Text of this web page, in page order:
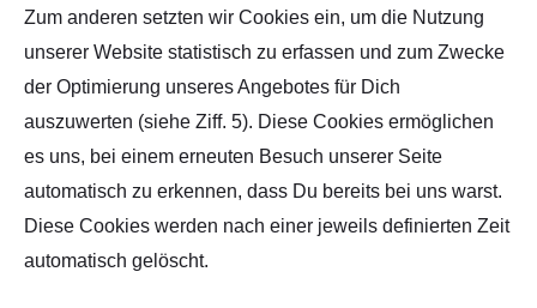
Zum anderen setzten wir Cookies ein, um die Nutzung
unserer Website statistisch zu erfassen und zum Zwecke
der Optimierung unseres Angebotes für Dich
auszuwerten (siehe Ziff. 5). Diese Cookies ermöglichen
es uns, bei einem erneuten Besuch unserer Seite
automatisch zu erkennen, dass Du bereits bei uns warst.
Diese Cookies werden nach einer jeweils definierten Zeit
automatisch gelöscht.